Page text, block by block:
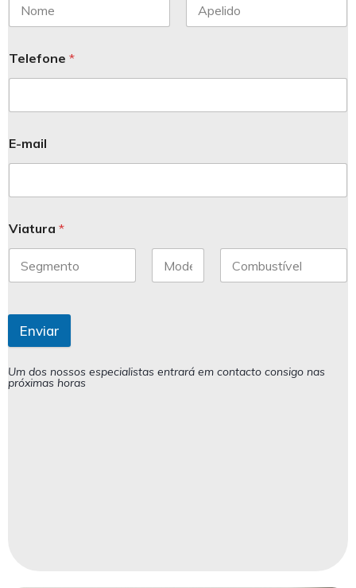
Telefone *
E-mail
Viatura *
Enviar
Um dos nossos especialistas entrará em contacto consigo nas
próximas horas